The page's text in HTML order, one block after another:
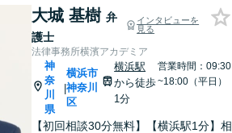
大城 基樹 弁
護士
インタビューを
見る
法律事務所横濱アカデミア
神
奈
川
県
|
横浜市
神奈川
区
横浜駅
から徒歩
1分
営業時間：09:30
~18:00（平日）
【初回相談30分無料】【横浜駅1分】相